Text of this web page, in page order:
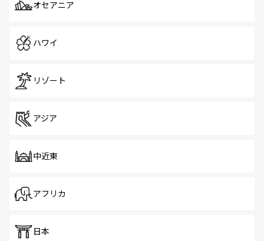
オセアニア
ハワイ
リゾート
アジア
中近東
アフリカ
日本